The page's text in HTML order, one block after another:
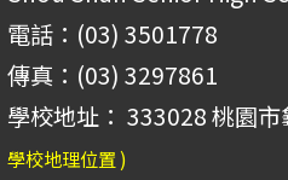
電話：(03) 3501778
傳真：(03) 3297861
學校地址： 333028 桃園
學校地理位置 )